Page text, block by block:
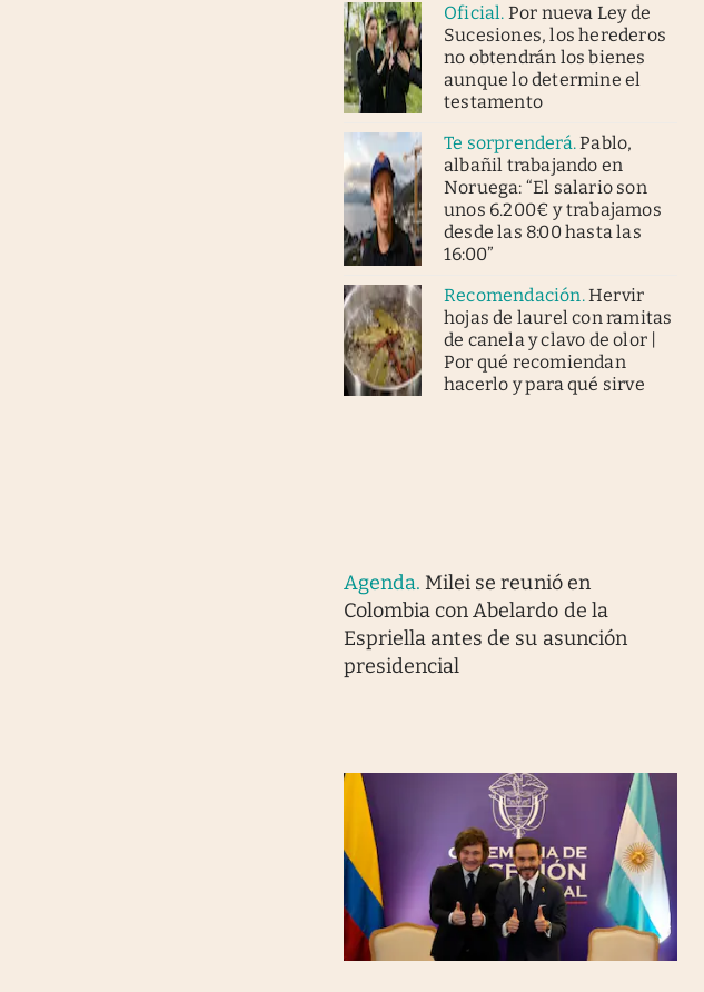
Oficial. Por nueva Ley de
Sucesiones, los herederos
no obtendrán los bienes
aunque lo determine el
testamento
Te sorprenderá.Pablo,
albañil trabajando en
Noruega: “El salario son
unos 6.200€ y trabajamos
desde las 8:00 hasta las
16:00”
Recomendación.Hervir
hojas de laurel con ramitas
de canela y clavo de olor |
Por qué recomiendan
hacerlo y para qué sirve
Agenda. Milei se reunió en
Colombia con Abelardo de la
Espriella antes de su asunción
presidencial